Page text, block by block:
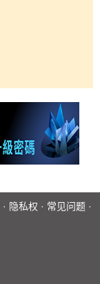
· 隐私权 · 常见问题 ·